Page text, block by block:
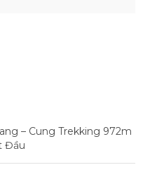
– Cung Trekking 972m
Đầu